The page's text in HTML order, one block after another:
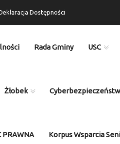
Dostępności
Rada Gminy USC
Żłobek
PRAWNA Korpus Wsparcia